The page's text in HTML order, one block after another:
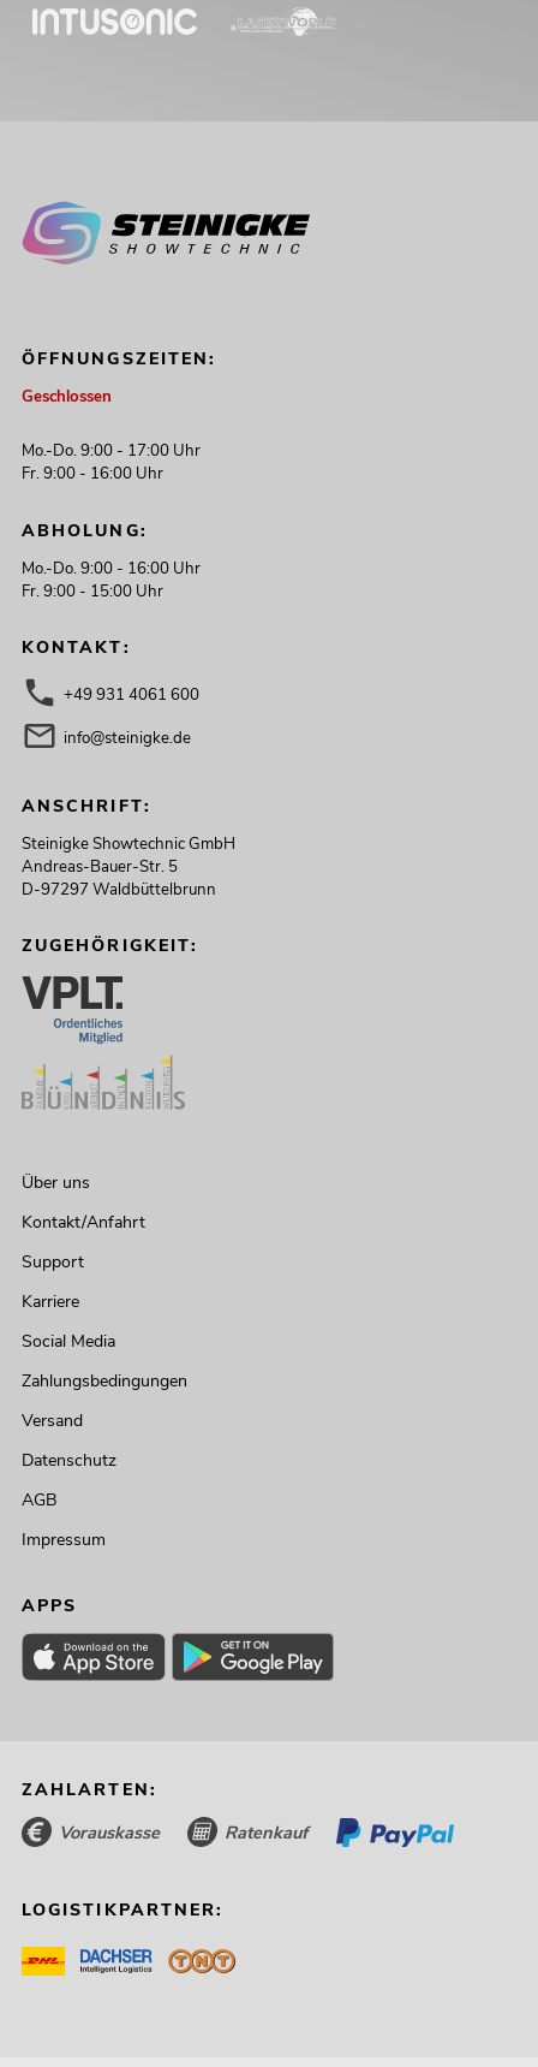
ÖFFNUNGSZEITEN:
Geschlossen
Mo.-Do. 9:00 - 17:00 Uhr
Fr. 9:00 - 16:00 Uhr
ABHOLUNG:
Mo.-Do. 9:00 - 16:00 Uhr
Fr. 9:00 - 15:00 Uhr
KONTAKT:
+49 931 4061 600
info@steinigke.de
ANSCHRIFT:
Steinigke Showtechnic GmbH
Andreas-Bauer-Str. 5
D-97297 Waldbüttelbrunn
ZUGEHÖRIGKEIT:
Über uns
Kontakt/Anfahrt
Support
Karriere
Social Media
Zahlungsbedingungen
Versand
Datenschutz
AGB
Impressum
APPS
ZAHLARTEN:
Vorauskasse Ratenkauf
LOGISTIKPARTNER: